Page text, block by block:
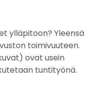
ylläpitoon? Yleensä
toimivuuteen.
ovat usein
tuntityönä.